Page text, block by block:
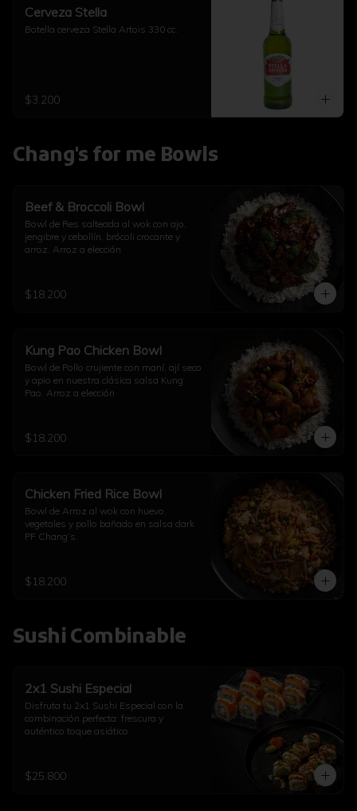
Cerveza Stella
Botella cerveza Stella Artois 330 cc.
$3.200
Chang's for me Bowls
Beef & Broccoli Bowl
Bowl de Res salteada al wok con ajo,
jengibre y cebollín, brócoli crocante y
arroz. Arroz a elección
$18.200
Kung Pao Chicken Bowl
Bowl de Pollo crujiente con maní, ají seco
y apio en nuestra clásica salsa Kung
Pao. Arroz a elección
$18.200
Chicken Fried Rice Bowl
Bowl de Arroz al wok con huevo,
vegetales y pollo bañado en salsa dark
PF Chang’s.
$18.200
Sushi Combinable
2x1 Sushi Especial
Disfruta tu 2x1 Sushi Especial con la
combinación perfecta: frescura y
auténtico toque asiático.
$25.800